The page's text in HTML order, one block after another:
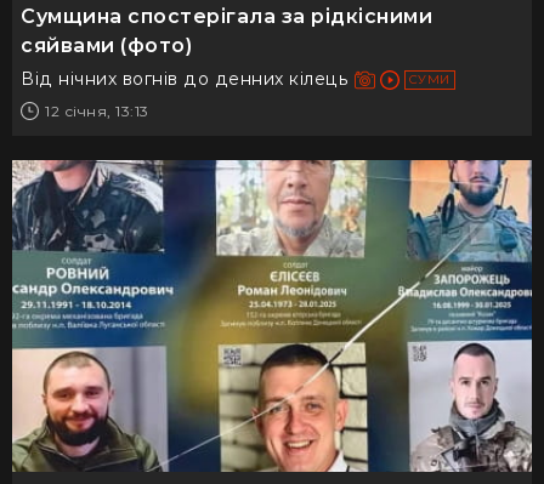
Сумщина спостерігала за рідкісними
сяйвами (фото)
Від нічних вогнів до денних кілець СУМИ
12 січня, 13:13